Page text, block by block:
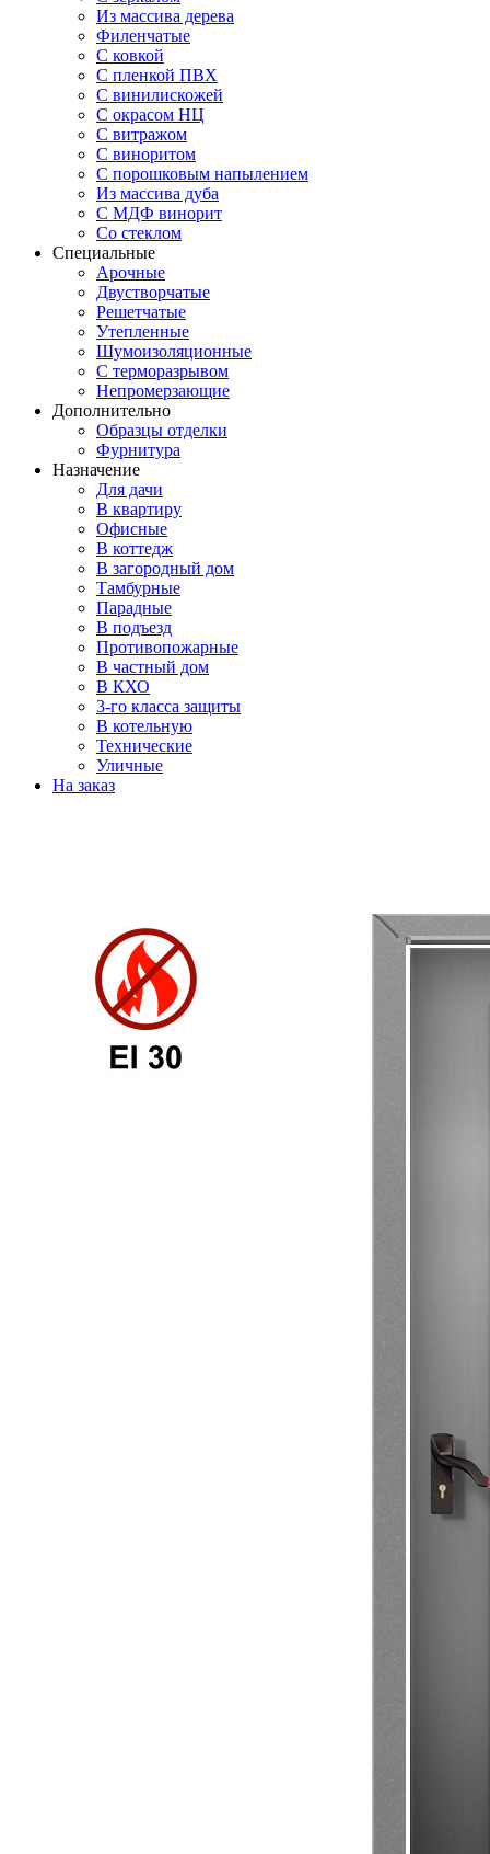
Из массива дерева
Филенчатые
С ковкой
С пленкой ПВХ
С винилискожей
С окрасом НЦ
С витражом
С виноритом
С порошковым напылением
Из массива дуба
С МДФ винорит
Со стеклом
Специальные
Арочные
Двустворчатые
Решетчатые
Утепленные
Шумоизоляционные
С терморазрывом
Непромерзающие
Дополнительно
Образцы отделки
Фурнитура
Назначение
Для дачи
В квартиру
Офисные
В коттедж
В загородный дом
Тамбурные
Парадные
В подъезд
Противопожарные
В частный дом
В КХО
3-го класса защиты
В котельную
Технические
Уличные
На заказ